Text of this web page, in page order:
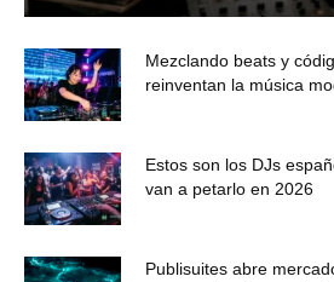
Mezclando beats y
reinventan la música
Estos son los DJs
van a petarlo en 2026
Publisuites abre